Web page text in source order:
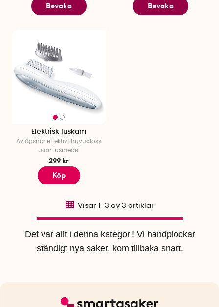
Värmedynan är naturligtvis kvar och ytterligare
värmeprodukter har tillkommit genom åren. Dessutom har
aktivitetsprodukter och medicinska produkter är några av
produktkategorierna som tillkommit. Allt i linje med Käthe och
Eugen Beurers ursprungliga idé för över 100 år sedan - att
hjälpa folk till bättre hälsa och välmående.
Bevaka Bevaka
Elektrisk luskam
Avlägsnar effektivt huvudlöss
utan lusmedel
299 kr
Köp
Det var allt i denna kategori! Vi handplockar
ständigt nya saker, kom tillbaka snart.
Visar 1-3 av 3 artiklar